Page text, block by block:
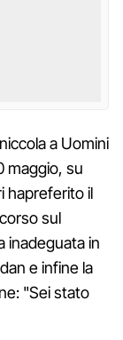
a Uomini
maggio, su
hapreferito il
sul
inadeguata in
e infine la
"Sei stato